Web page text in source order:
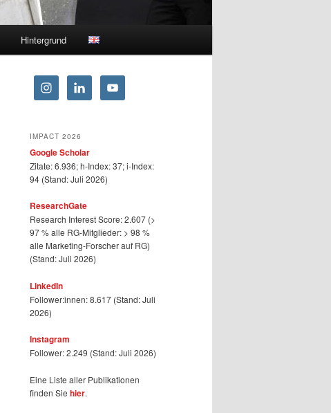
Hintergrund
IMPACT 2026
Google Scholar
Zitate: 6.936; h-Index: 37; i-Index:
94 (Stand: Juli 2026)
ResearchGate
Research Interest Score: 2.607 (>
97 % alle RG-Mitglieder: > 98 %
alle Marketing-Forscher auf RG)
(Stand: Juli 2026)
LinkedIn
Follower:innen: 8.617 (Stand: Juli
2026)
Instagram
Follower: 2.249 (Stand: Juli 2026)
Eine Liste aller Publikationen
finden Sie hier.